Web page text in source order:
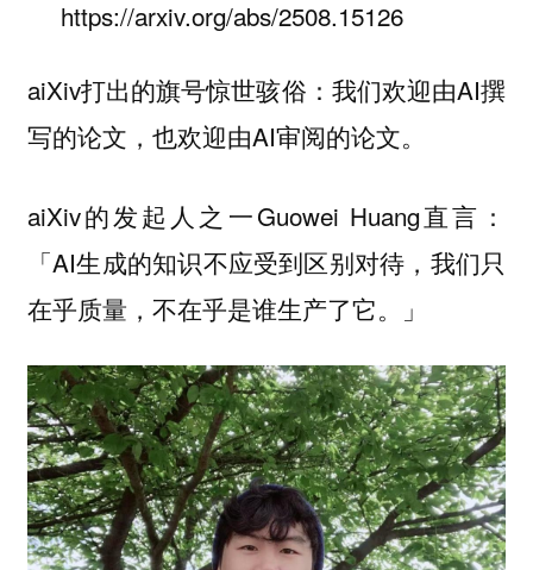
https://arxiv.org/abs/2508.15126
aiXiv打出的旗号惊世骇俗：我们欢迎由AI撰
写的论文，也欢迎由AI审阅的论文。
aiXiv的发起人之一Guowei Huang直言：
「AI生成的知识不应受到区别对待，我们只
在乎质量，不在乎是谁生产了它。」